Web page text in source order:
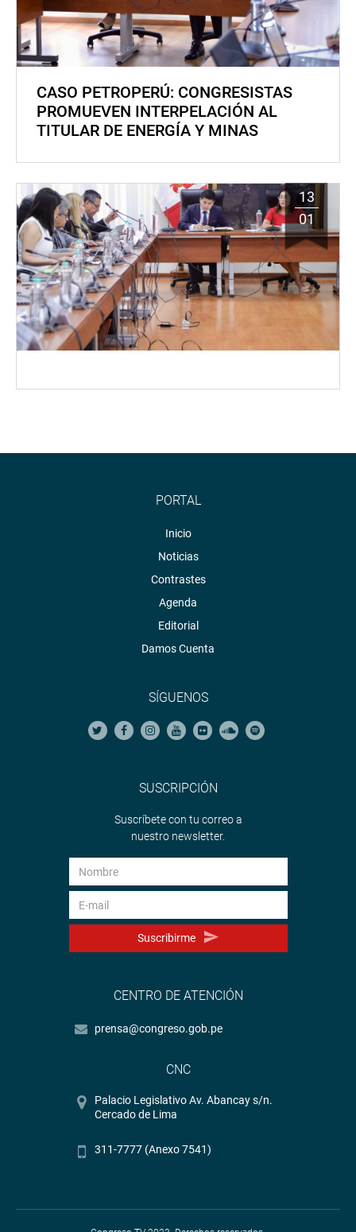
CASO PETROPERÚ: CONGRESISTAS
PROMUEVEN INTERPELACIÓN AL
TITULAR DE ENERGÍA Y MINAS
13
01
PORTAL
Inicio
Noticias
Contrastes
Agenda
Editorial
Damos Cuenta
SÍGUENOS
SUSCRIPCIÓN
Suscríbete con tu correo a
nuestro newsletter.
Suscribirme
CENTRO DE ATENCIÓN
prensa@congreso.gob.pe
CNC
Palacio Legislativo Av. Abancay s/n.
Cercado de Lima
311-7777 (Anexo 7541)